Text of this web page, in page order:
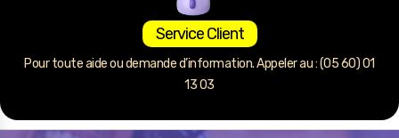
Service Client
Pour toute aide ou demande d’information. Appeler au : (05 60) 01
13 03